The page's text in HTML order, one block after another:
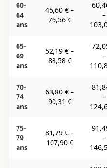
60-
64
ans
45,60 € –
76,56 €
–
65-
69
ans
52,19 € –
88,58 €
–
70-
74
ans
63,80 € –
90,31 €
–
75-
79
ans
81,79 € –
107,90 €
–